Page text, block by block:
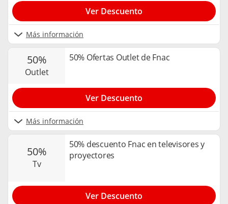
Más información
Ver Descuento
50%
outlet
50% Ofertas Outlet de Fnac
Más información
Ver Descuento
50%
tv
50% descuento Fnac en televisores y
proyectores
Ver Descuento